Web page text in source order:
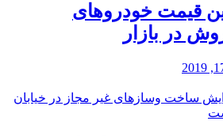
قیمت خودرو‌های
در بازار